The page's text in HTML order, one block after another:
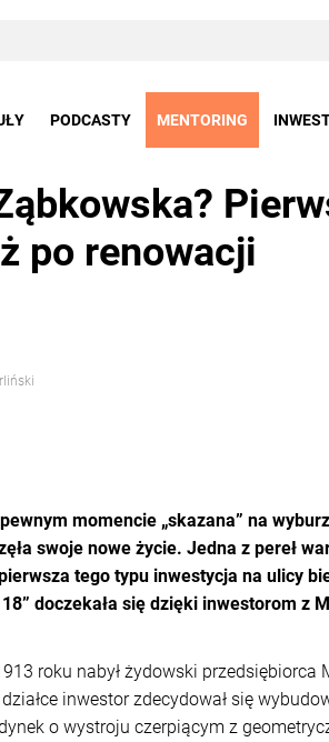
PODCASTY MENTORING
po renowacji
momencie „skazana” na
swoje nowe życie. Jedna z pereł
tego typu inwestycja na ulicy
doczekała się dzięki inwestorom z
roku nabył żydowski
inwestor zdecydował się
o wystroju czerpiącym z